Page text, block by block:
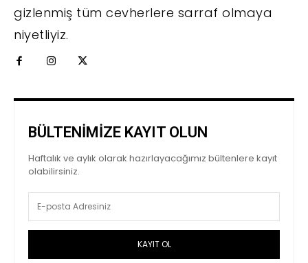
gizlenmiş tüm cevherlere sarraf olmaya
niyetliyiz.
BÜLTENİMİZE KAYIT OLUN
Haftalık ve aylık olarak hazırlayacağımız bültenlere kayıt
olabilirsiniz.
KAYIT OL